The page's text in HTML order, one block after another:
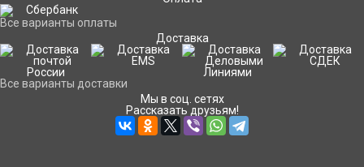
Все варианты оплаты
Доставка
Все варианты доставки
Мы в соц. сетях
Рассказать друзьям!